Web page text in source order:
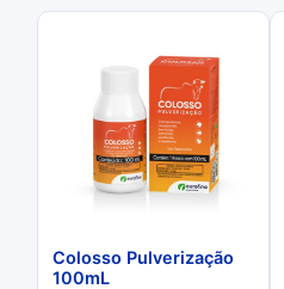
Colosso Pulverização
100mL